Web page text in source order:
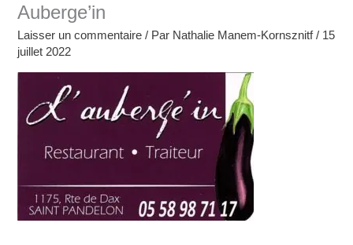
Auberge’in
Laisser un commentaire / Par Nathalie Manem-Kornsznitf/ 15
juillet 2022